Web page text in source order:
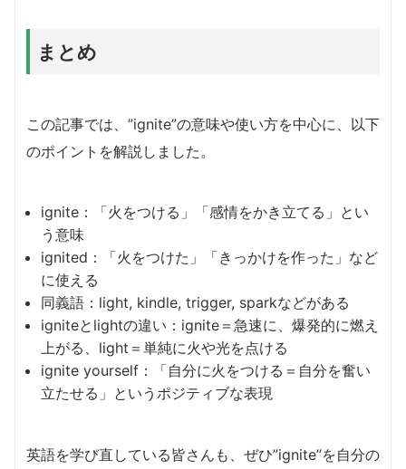
まとめ
この記事では、”ignite”の意味や使い方を中心に、以下
のポイントを解説しました。
ignite：「火をつける」「感情をかき立てる」とい
う意味
ignited：「火をつけた」「きっかけを作った」など
に使える
同義語：light, kindle, trigger, sparkなどがある
igniteとlightの違い：ignite＝急速に、爆発的に燃え
上がる、light＝単純に火や光を点ける
ignite yourself：「自分に火をつける＝自分を奮い
立たせる」というポジティブな表現
英語を学び直している皆さんも、ぜひ”ignite”を自分の